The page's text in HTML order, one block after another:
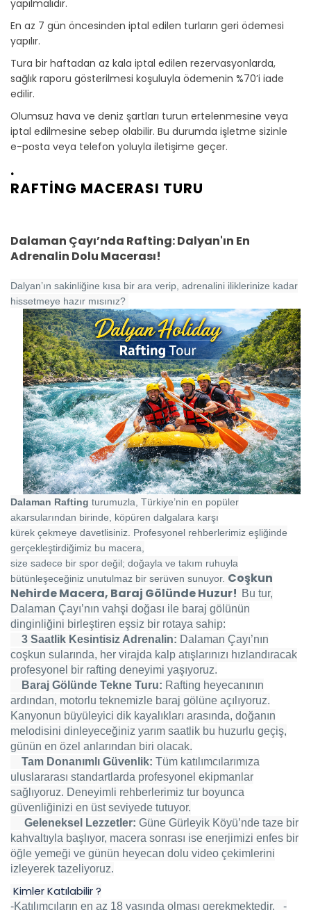
yapılmalıdır.
En az 7 gün öncesinden iptal edilen turların geri ödemesi
yapılır.
Tura bir haftadan az kala iptal edilen rezervasyonlarda,
sağlık raporu gösterilmesi koşuluyla ödemenin %70’i iade
edilir.
Olumsuz hava ve deniz şartları turun ertelenmesine veya
iptal edilmesine sebep olabilir. Bu durumda işletme sizinle
e-posta veya telefon yoluyla iletişime geçer.
.
RAFTİNG MACERASI TURU
Dalaman Çayı’nda Rafting: Dalyan'ın En
Adrenalin Dolu Macerası!
Dalyan’ın sakinliğine kısa bir ara verip, adrenalini iliklerinize kadar
hissetmeye hazır mısınız?
Dalaman Rafting turumuzla, Türkiye’nin en popüler
akarsularından birinde, köpüren dalgalara karşı
kürek çekmeye davetlisiniz. Profesyonel rehberlerimiz eşliğinde
gerçekleştirdiğimiz bu macera,
size sadece bir spor değil; doğayla ve takım ruhuyla
bütünleşeceğiniz unutulmaz bir serüven sunuyor. Coşkun
Nehirde Macera, Baraj Gölünde Huzur! Bu tur,
Dalaman Çayı’nın vahşi doğası ile baraj gölünün
dinginliğini birleştiren eşsiz bir rotaya sahip:
3 Saatlik Kesintisiz Adrenalin: Dalaman Çayı’nın
coşkun sularında, her virajda kalp atışlarınızı hızlandıracak
profesyonel bir rafting deneyimi yaşıyoruz.
Baraj Gölünde Tekne Turu: Rafting heyecanının
ardından, motorlu teknemizle baraj gölüne açılıyoruz.
Kanyonun büyüleyici dik kayalıkları arasında, doğanın
melodisini dinleyeceğiniz yarım saatlik bu huzurlu geçiş,
günün en özel anlarından biri olacak.
Tam Donanımlı Güvenlik: Tüm katılımcılarımıza
uluslararası standartlarda profesyonel ekipmanlar
sağlıyoruz. Deneyimli rehberlerimiz tur boyunca
güvenliğinizi en üst seviyede tutuyor.
Geleneksel Lezzetler: Güne Gürleyik Köyü’nde taze bir
kahvaltıyla başlıyor, macera sonrası ise enerjimizi enfes bir
öğle yemeği ve günün heyecan dolu video çekimlerini
izleyerek tazeliyoruz.
Kimler Katılabilir ?
-Katılımcıların en az 18 yaşında olması gerekmektedir. -